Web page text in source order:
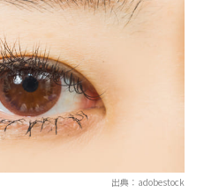
出典：adobestock